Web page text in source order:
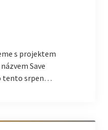
s projektem
Save
tento srpen…